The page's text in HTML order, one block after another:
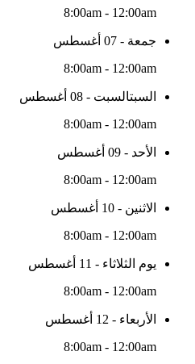
8:00am - 12:00am
جمعة - 07 أغسطس
8:00am - 12:00am
السبتالسبت - 08 أغسطس
8:00am - 12:00am
الأحد - 09 أغسطس
8:00am - 12:00am
الاثنين - 10 أغسطس
8:00am - 12:00am
يوم الثلاثاء - 11 أغسطس
8:00am - 12:00am
الأربعاء - 12 أغسطس
8:00am - 12:00am